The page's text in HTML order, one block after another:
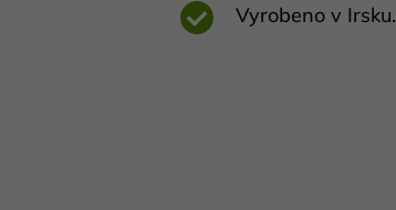
Vyrobeno v Irsku.